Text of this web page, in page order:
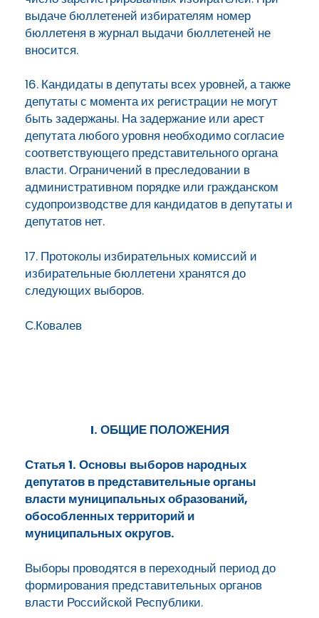
выдаче бюллетеней избирателям номер
бюллетеня в журнал выдачи бюллетеней не
вносится.
16. Кандидаты в депутаты всех уровней, а также
депутаты с момента их регистрации не могут
быть задержаны. На задержание или арест
депутата любого уровня необходимо согласие
соответствующего представительного органа
власти. Ограничений в преследовании в
административном порядке или гражданском
судопроизводстве для кандидатов в депутаты и
депутатов нет.
17. Протоколы избирательных комиссий и
избирательные бюллетени хранятся до
следующих выборов.
С.Ковалев
I. ОБЩИЕ ПОЛОЖЕНИЯ
Статья 1. Основы выборов народных
депутатов в представительные органы
власти муниципальных образований,
обособленных территорий и
муниципальных округов.
Выборы проводятся в переходный период до
формирования представительных органов
власти Российской Республики.